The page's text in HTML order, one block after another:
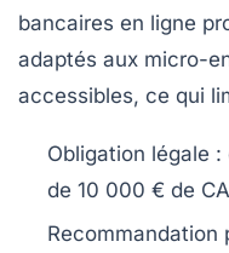
bancaires en ligne
adaptés aux micro-
accessibles, ce qui
Obligation légale :
de 10 000 € de
Recommandation